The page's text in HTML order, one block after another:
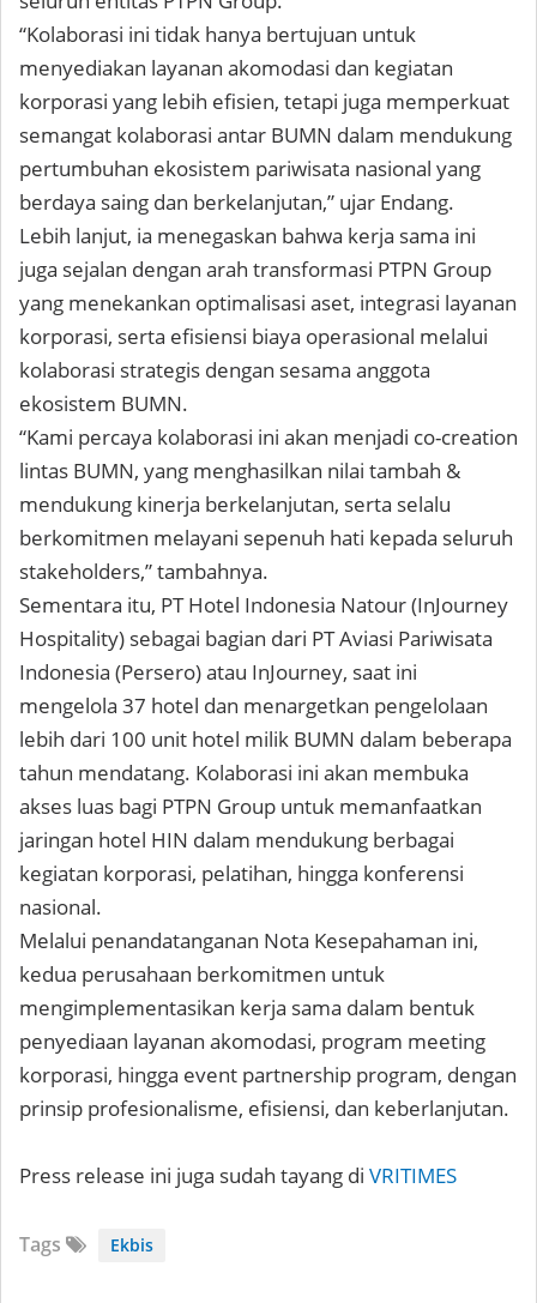
“Kolaborasi ini tidak hanya bertujuan untuk
menyediakan layanan akomodasi dan kegiatan
korporasi yang lebih efisien, tetapi juga memperkuat
semangat kolaborasi antar BUMN dalam mendukung
pertumbuhan ekosistem pariwisata nasional yang
berdaya saing dan berkelanjutan,” ujar Endang.
Lebih lanjut, ia menegaskan bahwa kerja sama ini
juga sejalan dengan arah transformasi PTPN Group
yang menekankan optimalisasi aset, integrasi layanan
korporasi, serta efisiensi biaya operasional melalui
kolaborasi strategis dengan sesama anggota
ekosistem BUMN.
“Kami percaya kolaborasi ini akan menjadi co-creation
lintas BUMN, yang menghasilkan nilai tambah &
mendukung kinerja berkelanjutan, serta selalu
berkomitmen melayani sepenuh hati kepada seluruh
stakeholders,” tambahnya.
Sementara itu, PT Hotel Indonesia Natour (InJourney
Hospitality) sebagai bagian dari PT Aviasi Pariwisata
Indonesia (Persero) atau InJourney, saat ini
mengelola 37 hotel dan menargetkan pengelolaan
lebih dari 100 unit hotel milik BUMN dalam beberapa
tahun mendatang. Kolaborasi ini akan membuka
akses luas bagi PTPN Group untuk memanfaatkan
jaringan hotel HIN dalam mendukung berbagai
kegiatan korporasi, pelatihan, hingga konferensi
nasional.
Melalui penandatanganan Nota Kesepahaman ini,
kedua perusahaan berkomitmen untuk
mengimplementasikan kerja sama dalam bentuk
penyediaan layanan akomodasi, program meeting
korporasi, hingga event partnership program, dengan
prinsip profesionalisme, efisiensi, dan keberlanjutan.
Press release ini juga sudah tayang di VRITIMES
Tags Ekbis